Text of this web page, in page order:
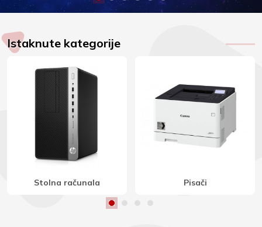
Istaknute kategorije
Stereo zvučnici Indukcijske ploče